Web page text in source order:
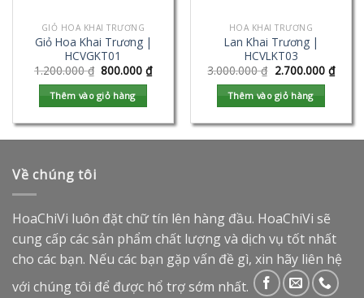
GIỎ HOA KHAI TRƯƠNG
Giỏ Hoa Khai Trương |
HCVGKT01
1.200.000₫ 800.000₫
Thêm vào giỏ hàng
HOA KHAI TRƯƠNG
Lan Khai Trương |
HCVLKT03
3.000.000₫ 2.700.000 ₫
Thêm vào giỏ hàng
Về chúng tôi
HoaChiVi luôn đặt chữ tín lên hàng đầu. HoaChiVi sẽ
cung cấp các sản phẩm chất lượng và dịch vụ tốt nhất
cho các bạn. Nếu các bạn gặp vấn đề gì, xin hãy liên hệ
với chúng tôi để được hổ trợ sớm nhất.